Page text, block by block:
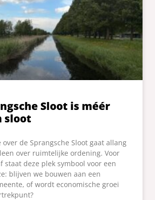
Sloot is méér
sloot
over de Sprangsche Sloot gaat allang
over ruimtelijke ordening. Voor
staat deze plek symbool voor een
blijven we bouwen aan een
of wordt economische groei